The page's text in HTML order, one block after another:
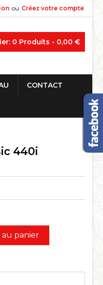
ou Créez votre compte
0 Produits - 0,00 €
CONTACT
440i
panier